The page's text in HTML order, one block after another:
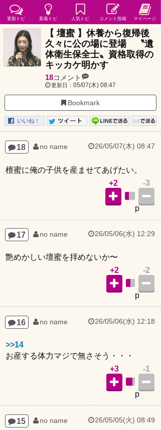
【 壇蜜 】休養から復帰後
久々に公の場に登場 〝遺
体衛生保全士〟資格取得の
キッカケ明かす
18コメント
更新日： 05/07(木) 08:47
Bookmark
18 no name 26/05/07(木) 08:47
檀蜜に俺の子供を産ませてあげたい。
-3
p
+2
17 no name 26/05/06(水) 12:29
艶めかしい壇蜜を拝めないか〜
-2
p
+2
16 no name 26/05/06(水) 12:18
>>14
お産する体力マジで無さそう・・・
-1
p
+3
15 no name 26/05/05(火) 08:49
更新トピ 新着トピ 人気トピ コメント投稿 マイページ